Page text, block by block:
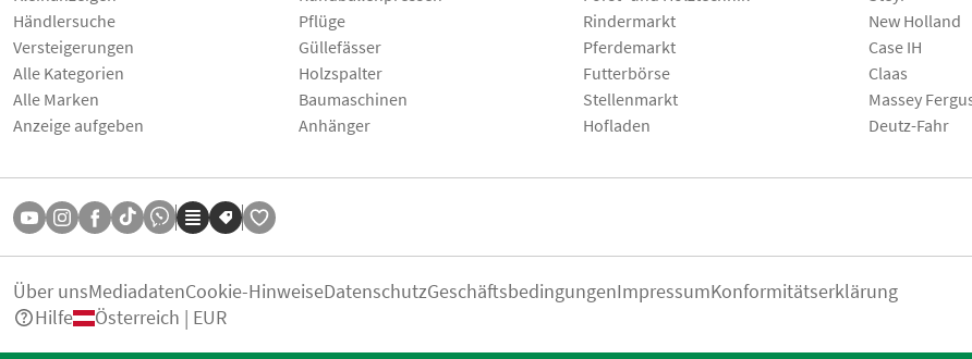
Händlersuche
Versteigerungen
Alle Kategorien
Alle Marken
Anzeige aufgeben
Pflüge
Güllefässer
Holzspalter
Baumaschinen
Anhänger
Rindermarkt
Pferdemarkt
Futterbörse
Stellenmarkt
Hofladen
New Holland
Case IH
Claas
Massey
Deutz-Fahr
Über unsMediadatenCookie-HinweiseDatenschutzGeschäftsbedingungenImpressumKonformitätserklärung
Hilfe
Österreich | EUR